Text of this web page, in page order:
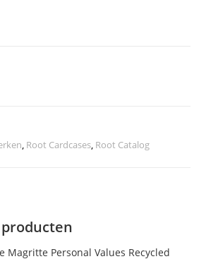
, Root Cardcases, Root Catalog